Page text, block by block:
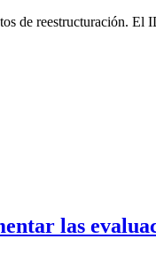
de reestructuración.
las